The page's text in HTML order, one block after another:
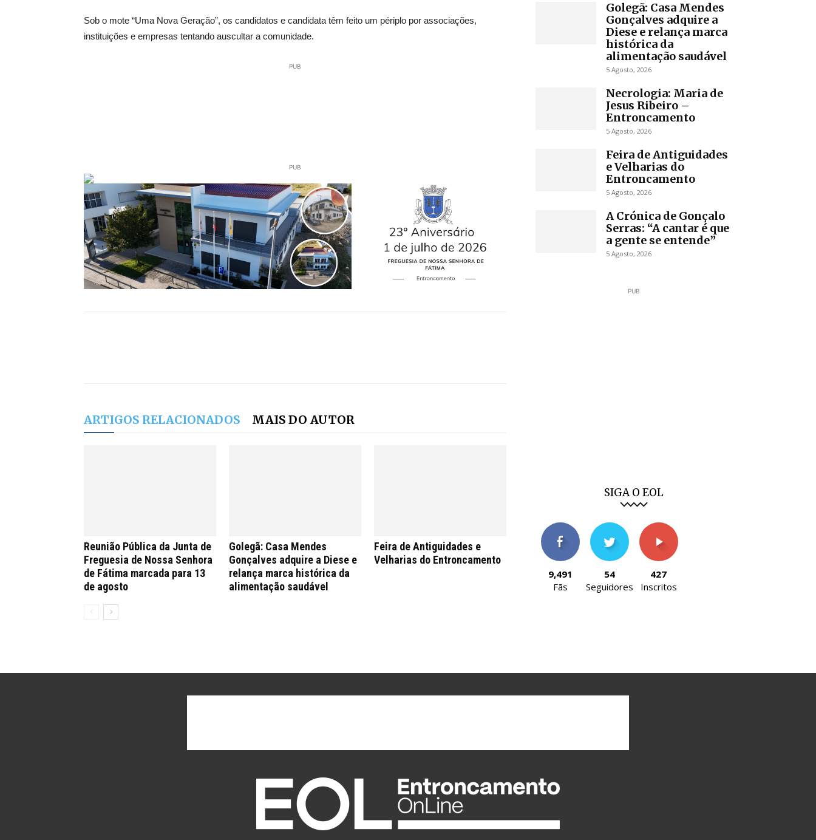
Sob o mote “Uma Nova Geração”, os candidatos e candidata têm feito um périplo por associações,
instituições e empresas tentando auscultar a comunidade.
PUB
PUB
ARTIGOS RELACIONADOS MAIS DO AUTOR
Reunião Pública da Junta de
Freguesia de Nossa Senhora
de Fátima marcada para 13
de agosto
Golegã: Casa Mendes
Gonçalves adquire a Diese e
relança marca histórica da
alimentação saudável
Feira de Antiguidades e
Velharias do Entroncamento
Golegã: Casa Mendes
Gonçalves adquire a
Diese e relança marca
histórica da
alimentação saudável
5 Agosto, 2026
Necrologia: Maria de
Jesus Ribeiro –
Entroncamento
5 Agosto, 2026
Feira de Antiguidades
e Velharias do
Entroncamento
5 Agosto, 2026
A Crónica de Gonçalo
Serras: “A cantar é que
a gente se entende”
5 Agosto, 2026
PUB
SIGA O EOL
9,491
Fãs
54
Seguidores
427
Inscritos